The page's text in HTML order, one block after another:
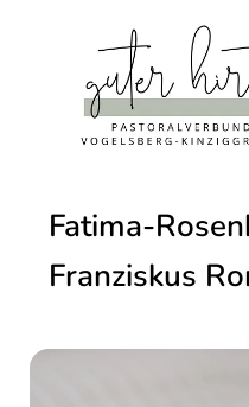
Fatima-
Franziskus